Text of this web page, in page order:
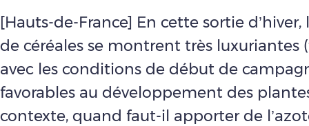
[Hauts-de-France] En cette sortie d’hiver,
de céréales se montrent très luxuriantes
avec les conditions de début de
favorables au développement des
contexte, quand faut-il apporter de